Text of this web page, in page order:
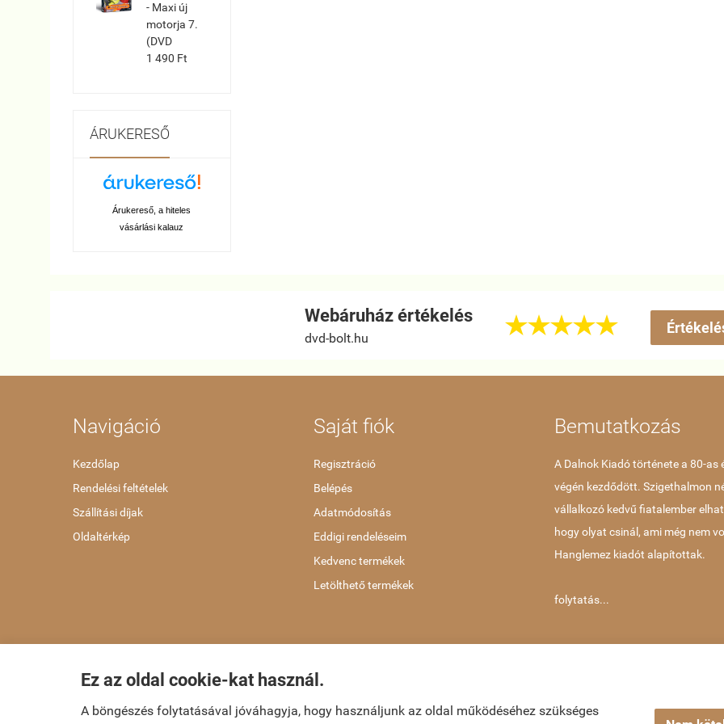
Ez az oldal cookie-kat használ.
A böngészés folytatásával jóváhagyja, hogy használjunk az oldal működéséhez szükséges
- Maxi új
motorja 7.
(DVD
1 490 Ft
ÁRUKERESŐ
Árukereső, a hiteles
vásárlási kalauz
Webáruház értékelés
dvd-bolt.hu

Navigáció
Kezdőlap
Rendelési feltételek
Szállítási díjak
Oldaltérkép
Saját fiók
Regisztráció
Belépés
Adatmódosítás
Eddigi rendeléseim
Kedvenc termékek
Letölthető termékek
Bemutatkozás
A Dalnok Kiadó története a 80-as
végén kezdődött. Szigethalmon
vállalkozó kedvű fiatalember
hogy olyat csinál, ami még nem
Hanglemez kiadót alapítottak.
folytatás...
dvd-bolt.hu -Kemény Gábor EV-ÁSZF-Adatkezelési tájékoztató